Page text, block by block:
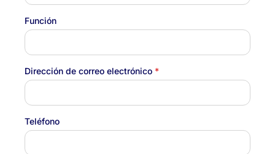
Función
Dirección de correo electrónico *
Teléfono